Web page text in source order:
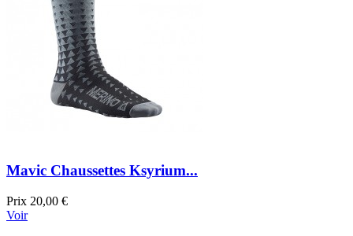
Mavic Chaussettes Ksyrium...
Prix 20,00 €
Voir